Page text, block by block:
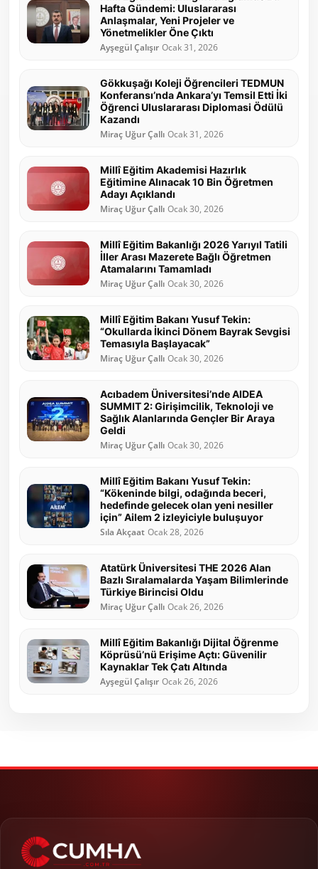
Hafta Gündemi: Uluslararası
Anlaşmalar, Yeni Projeler ve
Yönetmelikler Öne Çıktı
Ayşegül Çalışır Ocak 31, 2026
Gökkuşağı Koleji Öğrencileri TEDMUN
Konferansı’nda Ankara’yı Temsil Etti İki
Öğrenci Uluslararası Diplomasi Ödülü
Kazandı
Miraç Uğur Çallı Ocak 31, 2026
Millî Eğitim Akademisi Hazırlık
Eğitimine Alınacak 10 Bin Öğretmen
Adayı Açıklandı
Miraç Uğur Çallı Ocak 30, 2026
Millî Eğitim Bakanlığı 2026 Yarıyıl Tatili
İller Arası Mazerete Bağlı Öğretmen
Atamalarını Tamamladı
Miraç Uğur Çallı Ocak 30, 2026
Millî Eğitim Bakanı Yusuf Tekin:
“Okullarda İkinci Dönem Bayrak Sevgisi
Temasıyla Başlayacak”
Miraç Uğur Çallı Ocak 30, 2026
Acıbadem Üniversitesi’nde AIDEA
SUMMIT 2: Girişimcilik, Teknoloji ve
Sağlık Alanlarında Gençler Bir Araya
Geldi
Miraç Uğur Çallı Ocak 30, 2026
Millî Eğitim Bakanı Yusuf Tekin:
“Kökeninde bilgi, odağında beceri,
hedefinde gelecek olan yeni nesiller
için” Ailem 2 izleyiciyle buluşuyor
Sıla Akçaat Ocak 28, 2026
Atatürk Üniversitesi THE 2026 Alan
Bazlı Sıralamalarda Yaşam Bilimlerinde
Türkiye Birincisi Oldu
Miraç Uğur Çallı Ocak 26, 2026
Millî Eğitim Bakanlığı Dijital Öğrenme
Köprüsü’nü Erişime Açtı: Güvenilir
Kaynaklar Tek Çatı Altında
Ayşegül Çalışır Ocak 26, 2026